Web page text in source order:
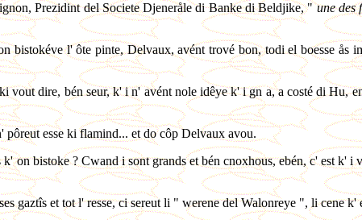
Prezidint del Societe Djeneråle di Banke di Beldjike, "une des
bistokéve l' ôte pinte, Delvaux, avént trové bon, todi el boesse ås
dire, bén seur, k' i n' avént nole idêye k' i gn a, a costé di Hu,
pôreut esse ki flamind... et do côp Delvaux avou.
bistoke ? Cwand i sont grands et bén cnoxhous, ebén, c' est k' i
gaztîs et tot l' resse, ci sereut li " werene del Walonreye ", li cene k'